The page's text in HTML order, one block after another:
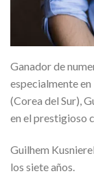
Ganador de
especialmente
(Corea del Sur),
en el prestigioso
Guilhem
los siete años.